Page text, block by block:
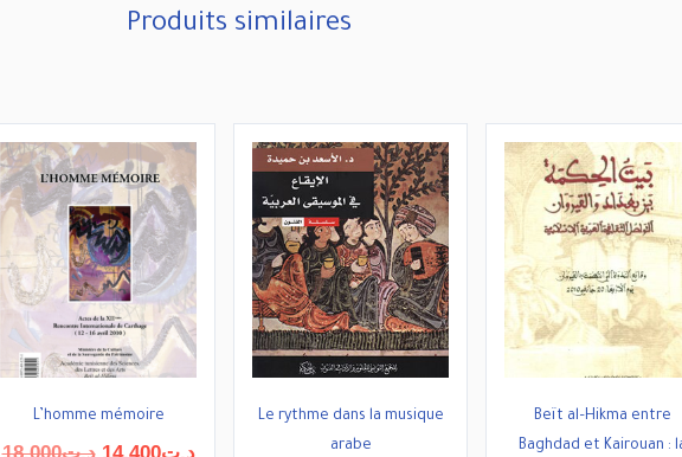
Produits similaires
L’homme mémoire
Le
Le
Le rythme dans la musique
arabe
Beït al–Hikma entre
Baghdad et Kairouan :